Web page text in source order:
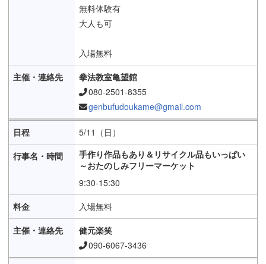
無料体験有
大人も可
入場無料
拳法教室亀望館
080-2501-8355
genbufudoukame@gmail.com
5/11（日）
手作り作品もあり＆リサイクル品もいっぱい
～おたのしみフリーマーケット
9:30-15:30
入場無料
健元楽笑
090-6067-3436